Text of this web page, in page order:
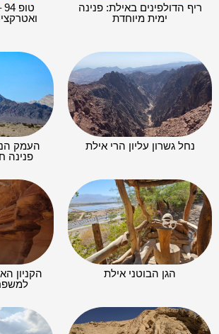
ריף הדולפינים באילת: פנינה
ימית מיוחדת
נחל גשרון עליון הרי אילת
העמק
פנינה
הגן הבוטני אילת
הקניון